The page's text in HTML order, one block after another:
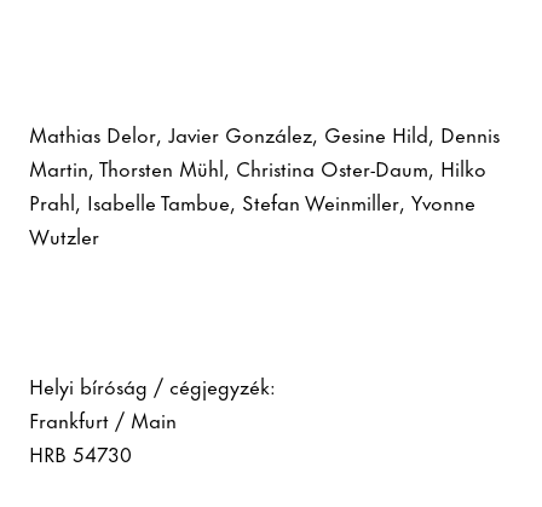
Mathias Delor, Javier González, Gesine Hild, Dennis
Martin, Thorsten Mühl, Christina Oster-Daum, Hilko
Prahl, Isabelle Tambue, Stefan Weinmiller, Yvonne
Wutzler
Helyi bíróság / cégjegyzék:
Frankfurt / Main
HRB 54730